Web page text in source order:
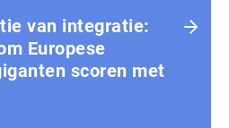
van integratie:
Europese
scoren met